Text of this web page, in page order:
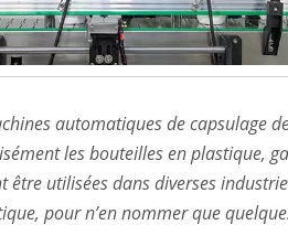
automatiques de capsulage
les bouteilles en plastique,
être utilisées dans diverses
pour n’en nommer que